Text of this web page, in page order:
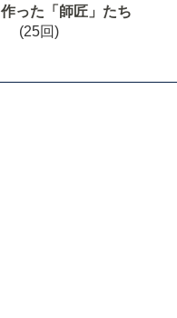
作った「師匠」たち
(25回)